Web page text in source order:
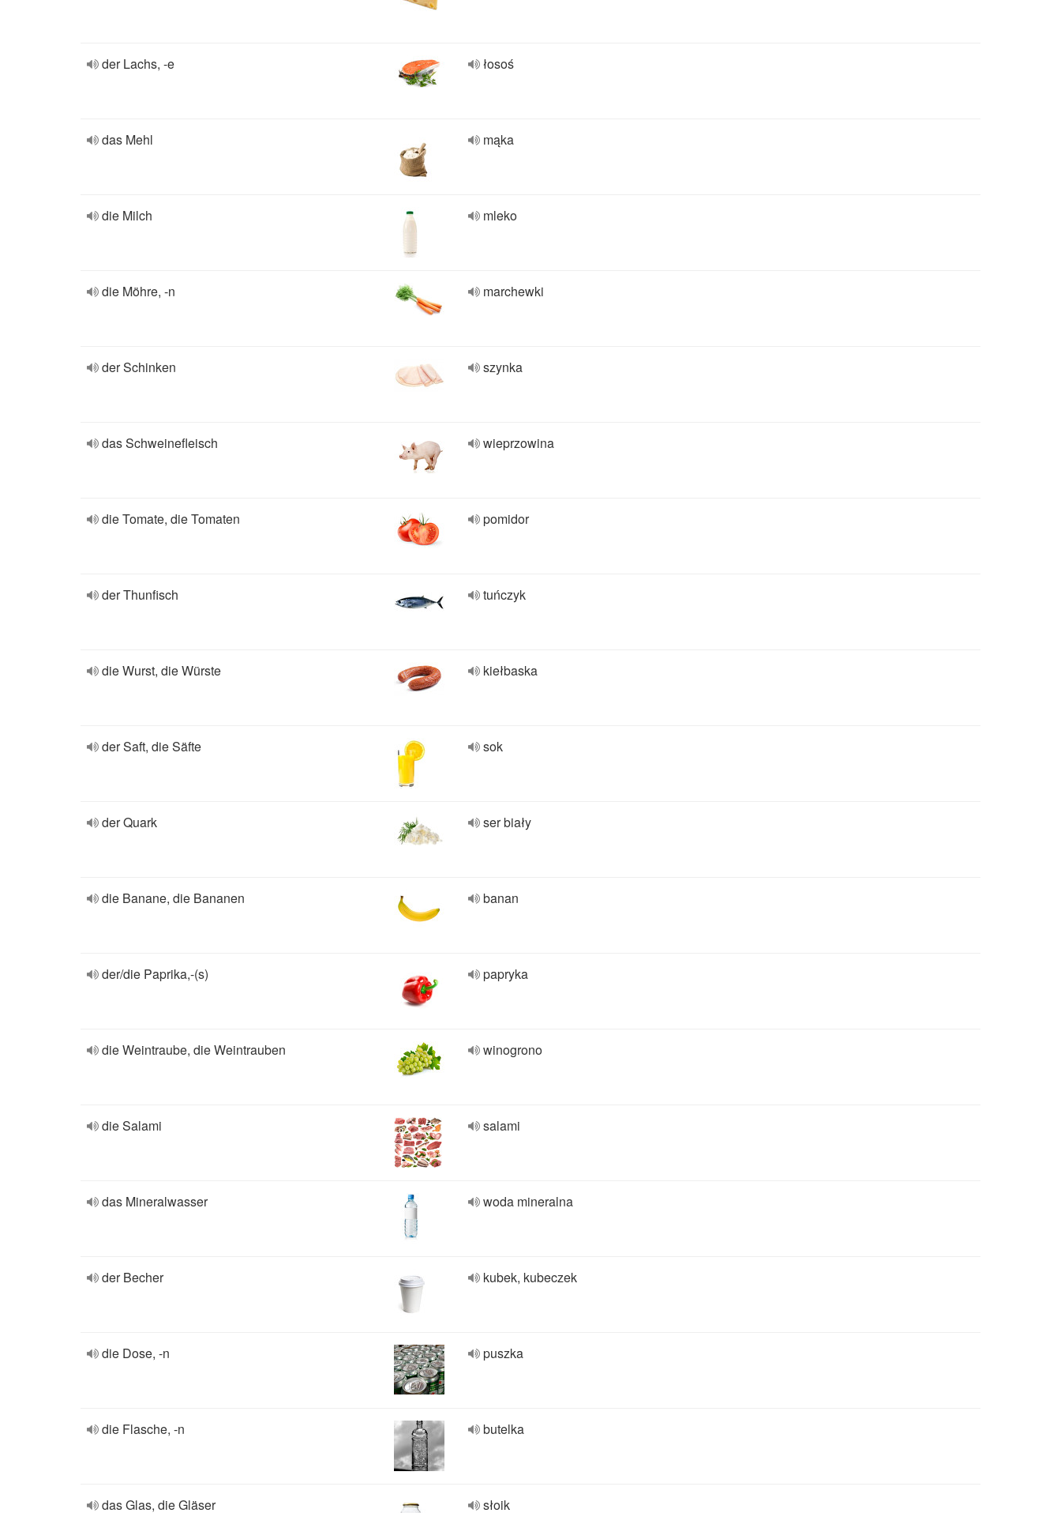
der Lachs, -e łosoś
das Mehl mąka
die Milch mleko
die Möhre, -n marchewki
der Schinken szynka
das Schweinefleisch wieprzowina
die Tomate, die Tomaten pomidor
der Thunfisch tuńczyk
die Wurst, die Würste kiełbaska
der Saft, die Säfte sok
der Quark ser biały
die Banane, die Bananen banan
der/die Paprika,-(s) papryka
die Weintraube, die Weintrauben winogrono
die Salami salami
das Mineralwasser woda mineralna
der Becher kubek, kubeczek
die Dose, -n puszka
die Flasche, -n butelka
das Glas, die Gläser słoik